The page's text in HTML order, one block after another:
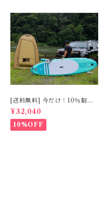
[送料無料] 今だけ！10％割引
実施中！TNCプライベートシ
ェルター（Private Shelter）
簡易更衣＆トイレテント（Co
mpact Changing & Toilet T
¥32,040
10%OFF